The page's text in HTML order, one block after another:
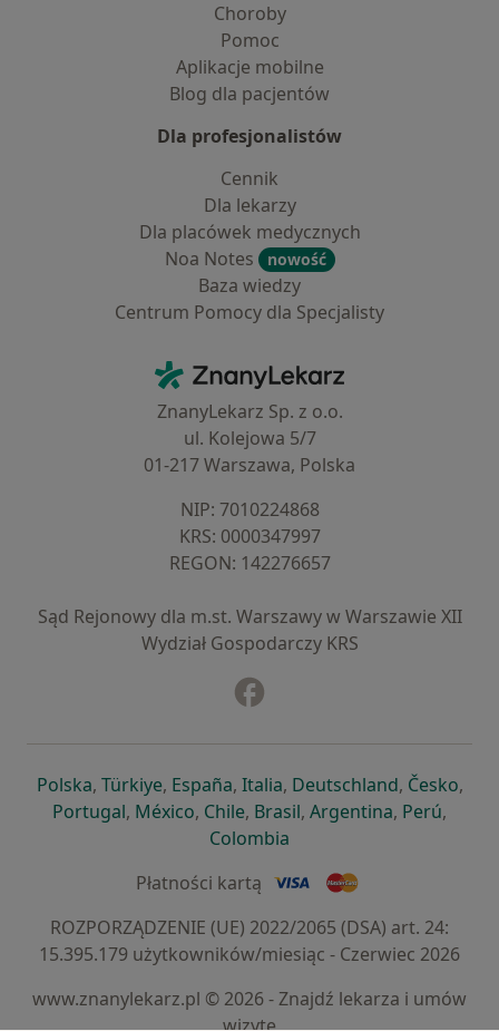
Choroby
Pomoc
Aplikacje mobilne
Blog dla pacjentów
Dla profesjonalistów
Cennik
Dla lekarzy
Dla placówek medycznych
Noa Notes
nowość
Baza wiedzy
Centrum Pomocy dla Specjalisty
ZnanyLekarz - Strona główna
ZnanyLekarz Sp. z o.o.
ul. Kolejowa 5/7
01-217 Warszawa, Polska
NIP: ⁠7010224868
KRS: ⁠0000347997
REGON: ⁠142276657
Sąd Rejonowy dla m.st. Warszawy w Warszawie XII
Wydział Gospodarczy KRS
Polskaotwiera się w nowej karcie
, Türkiyeotwiera się w nowej karcie
, Españaotwiera się w nowej karcie
, Italiaotwiera się w nowej
, Deutschlandotwiera się
, Česko,
Portugalotwiera się w nowej karcie
, Méxicootwiera się w nowej karcie
, Chileotwiera się w nowej karcie
, Brasilotwiera się w nowej
, Argentinaotwiera się
, Perú,
Colombia
Płatności kartą
ROZPORZĄDZENIE (UE) 2022/2065 (DSA) art. 24:
15.395.179 użytkowników/miesiąc - Czerwiec 2026
www.znanylekarz.pl © 2026 - Znajdź lekarza i umów
wizytę